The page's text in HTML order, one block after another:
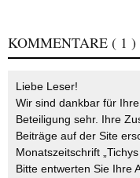
KOMMENTARE ( 1 )
Liebe Leser!
Wir sind dankbar für
Beteiligung sehr. Ihre
Beiträge auf der Site
Monatszeitschrift „Tichys
Bitte entwerten Sie Ihre